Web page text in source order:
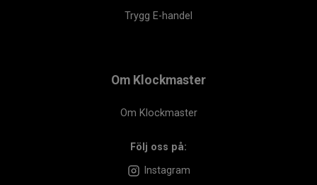
Trygg E-handel
Om Klockmaster
Om Klockmaster
Följ oss på:
Instagram